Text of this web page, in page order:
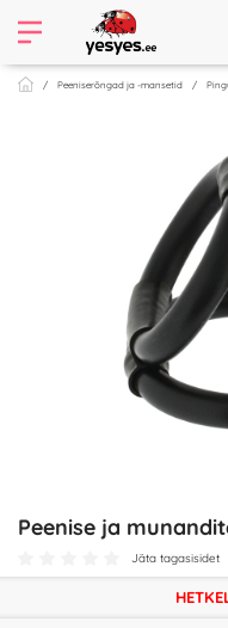
Peeniserõngad ja -mansetid
Peenise ja
Jäta tagasisidet